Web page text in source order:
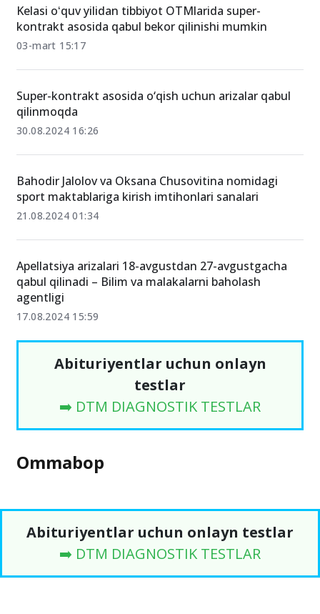
Kelasi oʻquv yilidan tibbiyot OTMlarida super-
kontrakt asosida qabul bekor qilinishi mumkin
03-mart 15:17
Super-kontrakt asosida o‘qish uchun arizalar qabul
qilinmoqda
30.08.2024 16:26
Bahodir Jalolov va Oksana Chusovitina nomidagi
sport maktablariga kirish imtihonlari sanalari
21.08.2024 01:34
Apellatsiya arizalari 18-avgustdan 27-avgustgacha
qabul qilinadi – Bilim va malakalarni baholash
agentligi
17.08.2024 15:59
Abituriyentlar uchun onlayn
testlar
➡️ DTM DIAGNOSTIK TESTLAR
Ommabop
Abituriyentlar uchun onlayn testlar
➡️ DTM DIAGNOSTIK TESTLAR